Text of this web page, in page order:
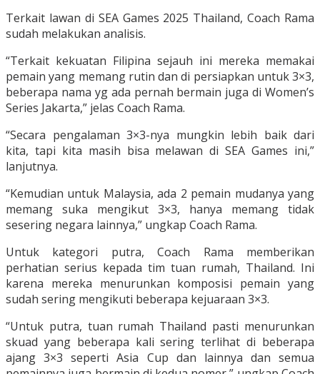
Terkait lawan di SEA Games 2025 Thailand, Coach Rama
sudah melakukan analisis.
“Terkait kekuatan Filipina sejauh ini mereka memakai
pemain yang memang rutin dan di persiapkan untuk 3×3,
beberapa nama yg ada pernah bermain juga di Women’s
Series Jakarta,” jelas Coach Rama.
“Secara pengalaman 3×3-nya mungkin lebih baik dari
kita, tapi kita masih bisa melawan di SEA Games ini,”
lanjutnya.
“Kemudian untuk Malaysia, ada 2 pemain mudanya yang
memang suka mengikut 3×3, hanya memang tidak
sesering negara lainnya,” ungkap Coach Rama.
Untuk kategori putra, Coach Rama memberikan
perhatian serius kepada tim tuan rumah, Thailand. Ini
karena mereka menurunkan komposisi pemain yang
sudah sering mengikuti beberapa kejuaraan 3×3.
“Untuk putra, tuan rumah Thailand pasti menurunkan
skuad yang beberapa kali sering terlihat di beberapa
ajang 3×3 seperti Asia Cup dan lainnya dan semua